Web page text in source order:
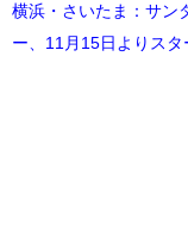
横浜・さいたま：サン
ー、11月15日よりスタ